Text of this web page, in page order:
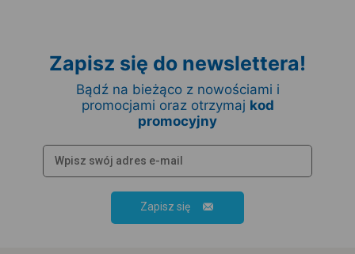
Zapisz się do newslettera!
Bądź na bieżąco z nowościami i
promocjami oraz otrzymaj kod
promocyjny
Zapisz się